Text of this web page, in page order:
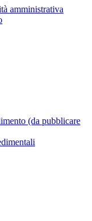
amministrativa
(da pubblicare